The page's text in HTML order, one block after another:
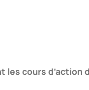
les cours d’action